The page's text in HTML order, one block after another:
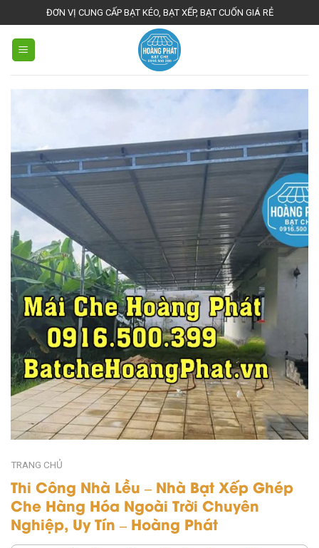
to
content
ĐƠN VỊ CUNG CẤP BẠT KÉO, BẠT XẾP, BẠT CUỐN GIÁ RẺ
TRANG CHỦ
Thi Công Nhà Lều – Nhà Bạt Xếp Ghép
Che Hàng Hóa Ngoài Trời Chuyên
Nghiệp, Uy Tín – Hoàng Phát